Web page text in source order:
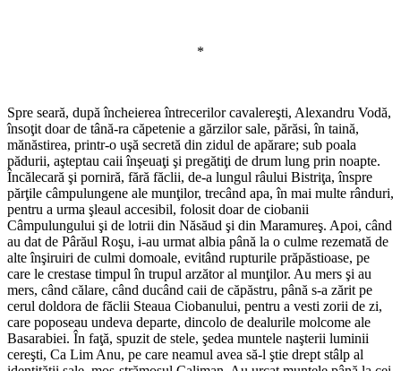
*
Spre seară, după încheierea întrecerilor cavalereşti, Alexandru Vodă,
însoţit doar de tână-ra căpetenie a gărzilor sale, părăsi, în taină,
mănăstirea, printr-o uşă secretă din zidul de apărare; sub poala
pădurii, aşteptau caii înşeuaţi şi pregătiţi de drum lung prin noapte.
Încălecară şi porniră, fără făclii, de-a lungul râului Bistriţa, înspre
părţile câmpulungene ale munţilor, trecând apa, în mai multe rânduri,
pentru a urma şleaul accesibil, folosit doar de ciobanii
Câmpulungului şi de lotrii din Năsăud şi din Maramureş. Apoi, când
au dat de Pârăul Roşu, i-au urmat albia până la o culme rezemată de
alte înşiruiri de culmi domoale, evitând rupturile prăpăstioase, pe
care le crestase timpul în trupul arzător al munţilor. Au mers şi au
mers, când călare, când ducând caii de căpăstru, până s-a zărit pe
cerul doldora de făclii Steaua Ciobanului, pentru a vesti zorii de zi,
care poposeau undeva departe, dincolo de dealurile molcome ale
Basarabiei. În faţă, spuzit de stele, şedea muntele naşterii luminii
cereşti, Ca Lim Anu, pe care neamul avea să-l ştie drept stâlp al